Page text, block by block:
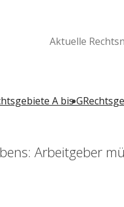
Aktuelle
A bis G
Arbeitgeber